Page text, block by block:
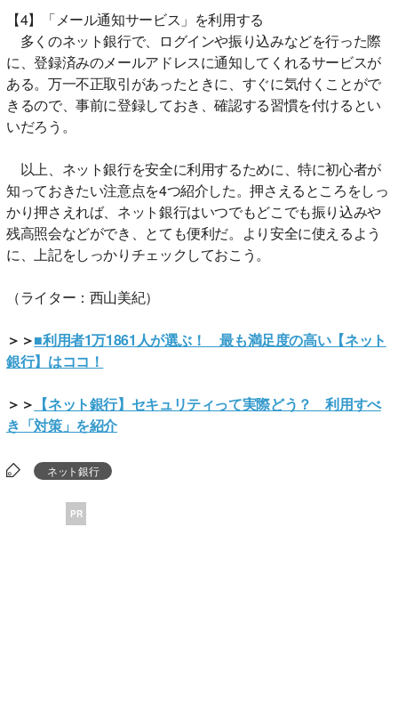
【4】「メール通知サービス」を利用する
多くのネット銀行で、ログインや振り込みなどを行った際
に、登録済みのメールアドレスに通知してくれるサービスが
ある。万一不正取引があったときに、すぐに気付くことがで
きるので、事前に登録しておき、確認する習慣を付けるとい
いだろう。
以上、ネット銀行を安全に利用するために、特に初心者が
知っておきたい注意点を4つ紹介した。押さえるところをしっ
かり押さえれば、ネット銀行はいつでもどこでも振り込みや
残高照会などができ、とても便利だ。より安全に使えるよう
に、上記をしっかりチェックしておこう。
（ライター：西山美紀）
＞＞■利用者1万1861人が選ぶ！ 最も満足度の高い【ネット
銀行】はココ！
＞＞ 【ネット銀行】セキュリティって実際どう？ 利用すべ
き「対策」を紹介
ネット銀行
PR